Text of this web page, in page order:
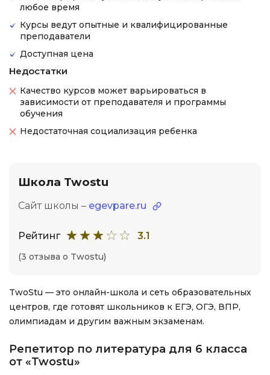
любое время
Курсы ведут опытные и квалифицированные
преподаватели
Доступная цена
Недостатки
Качество курсов может варьироваться в
зависимости от преподавателя и программы
обучения
Недостаточная социализация ребенка
Школа Twostu
Сайт школы – egevpare.ru
Рейтинг 3.1
(3 отзыва о Twostu)
TwoStu — это онлайн-школа и сеть образовательных
центров, где готовят школьников к ЕГЭ, ОГЭ, ВПР,
олимпиадам и другим важным экзаменам.
Репетитор по литература для 6 класса
от «Twostu»